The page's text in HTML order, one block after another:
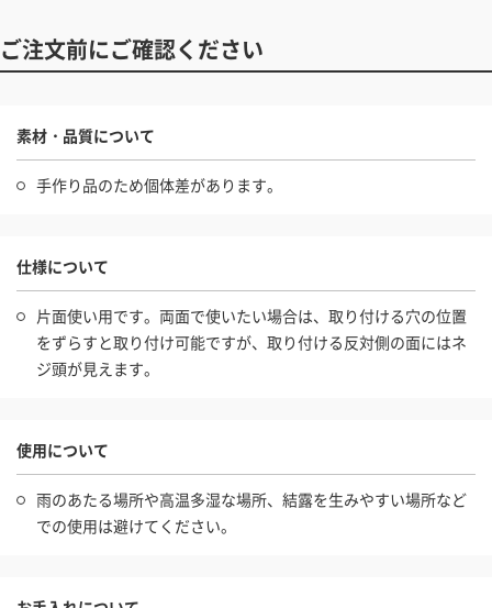
ご注文前にご確認ください
素材・品質について
手作り品のため個体差があります。
仕様について
片面使い用です。両面で使いたい場合は、取り付ける穴の位置
をずらすと取り付け可能ですが、取り付ける反対側の面にはネ
ジ頭が見えます。
使用について
雨のあたる場所や高温多湿な場所、結露を生みやすい場所など
での使用は避けてください。